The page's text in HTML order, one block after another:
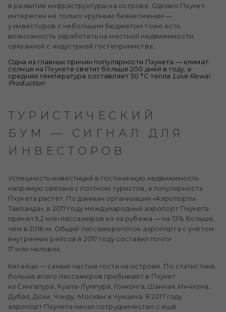
в развитие инфраструктуры на острове. Однако Пхукет
интересен не только крупным бизнесменам —
у инвесторов с небольшим бюджетом тоже есть
возможность заработать на местной недвижимости,
связанной с индустрией гостеприимства.
Одна из главных причин популярности Пхукета — климат:
солнце на Пхукете светит больше 200 дней в году, а
средняя температура составляет 30 °C тепла Love Rawai
Production
ТУРИСТИЧЕСКИЙ
БУМ — СИГНАЛ ДЛЯ
ИНВЕСТОРОВ
Успешность инвестиций в гостиничную недвижимость
напрямую связана с потоком туристов, а популярность
Пхукета растёт. По данным организации «Аэропорты
Таиланда», в 2017 году международный аэропорт Пхукета
принял 9,2 млн пассажиров из-за рубежа — на 13% больше,
чем в 2016-м. Общий пассажиропоток аэропорта с учётом
внутренних рейсов в 2017 году составил почти
17 млн человек.
Китайцы — самые частые гости на острове. По статистике,
больше всего пассажиров прибывают в Пхукет
из Сингапура, Куала-Лумпура, Гонконга, Шанхая, Инчхона,
Дубая, Дохи, Чэнду, Москвы и Чунцина. В 2017 году
аэропорт Пхукета начал сотрудничество с ещё